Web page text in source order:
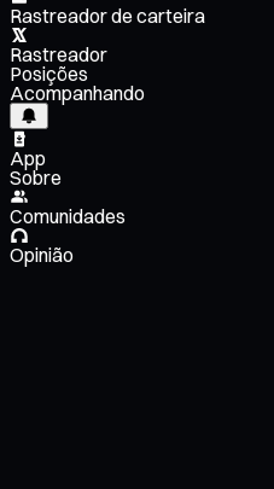
Rastreador de carteira
Rastreador
Posições
Acompanhando
App
Sobre
Comunidades
Opinião